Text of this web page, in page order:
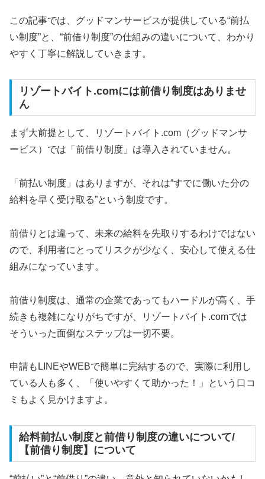
この記事では、グッドマンサービスが提供している“前払
い制度”と、“前借り制度”の仕組みの違いについて、わかり
やすく丁寧に解説していきます。
リゾートバイト.comには前借り制度はありませ
ん
まず大前提として、リゾートバイト.com（グッドマンサ
ービス）では「前借り制度」は導入されていません。
「前払い制度」はありますが、それは“すでに働いた分の
給料を早く受け取る”という制度です。
前借りとは違って、未来の給料を先取りするわけではない
ので、利用者にとってリスクが少なく、安心して使える仕
組みになっています。
前借り制度は、通常の企業であってもハードルが高く、手
続きも複雑になりがちですが、リゾートバイト.comでは
そういった面倒なステップは一切不要。
申請もLINEやWEBで簡単に完結するので、実際に利用し
ている人も多く、「使いやすくて助かった！」という口コ
ミもよく見かけますよ。
給料前払い制度と前借り制度の違いについて/
【前借り制度】について